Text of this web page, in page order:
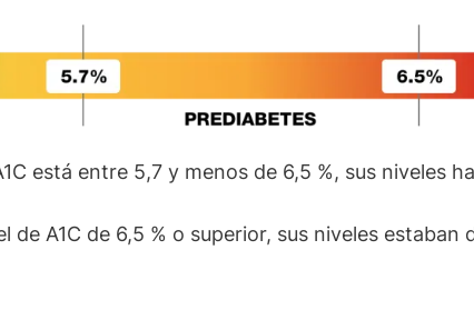
está entre 5,7 y menos de 6,5 %, sus niveles
de A1C de 6,5 % o superior, sus niveles